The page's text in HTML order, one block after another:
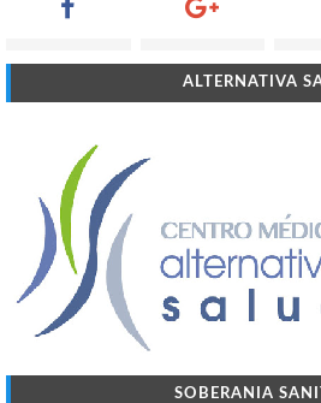
ALTERNATIVA
SOBERANIA